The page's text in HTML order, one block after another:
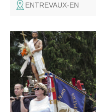
ENTREVAUX-EN
Come and discover St.
armed firemen and
aubades, ceremonies,
and processions.